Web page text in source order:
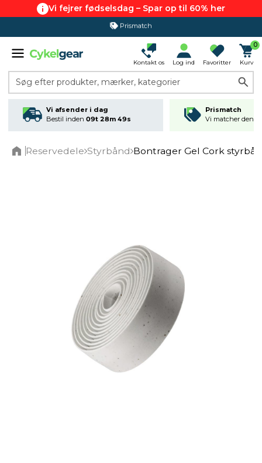
Vi fejrer fødselsdag – Spar op til 60% her
Prismatch
365 dages returret
Kontakt os Log ind Favoritter
0
Kurv
Søg efter produkter, mærker, kategorier
Vi afsender i dag
Bestil inden 09t 28m 49s
Prismatch
Vi matcher den
Reservedele Styrbånd Bontrager Gel Cork